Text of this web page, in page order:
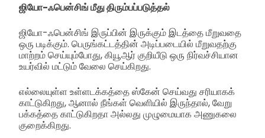
ஜியோ-ஃபென்சிங் மீது திரும்பப்படுத்தல்
ஜியோ-ஃபென்சிங் இருப்பின் இருக்கும் இடத்தை மீறுவதை
ஒரு படிக்கும். பெருங்கட்டத்தின் அடிப்படையில் மீறுவதற்கு
மாற்றம் செய்யும்போது, கியூஆர் குறியீடு ஒரு நிர்வச்சியான
உயர்வில் மட்டும் வேலை செய்கிறது.
எல்லையுள்ள உள்ளடக்கத்தை ஸ்கேன் செய்வது சரியாகக்
காட்டுகிறது, ஆனால் நீங்கள் வெளியில் இருந்தால், வேறு
பக்கத்தை காட்டுகிறதா அல்லது முழுமையாக அணுகலை
குறைக்கிறது.